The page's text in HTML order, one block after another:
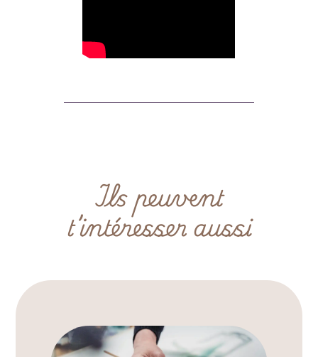
Ils peuvent
t’intéresser aussi